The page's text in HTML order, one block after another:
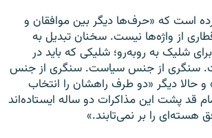
است که «حرف‌ها دیگر بین موافقان و
از واژه‌ها نیست. سخنان تبدیل به
شلیک به روبه‌رو؛ شلیکی که باید در
سنگری از جنس سیاست. سنگری از جنس
حالا دیگر «دو طرف راهشان را انتخاب
قد پشت این مذاکرات دو ساله ایستاده‌اند
هسته‌ای را بر نمی‌تابند.»